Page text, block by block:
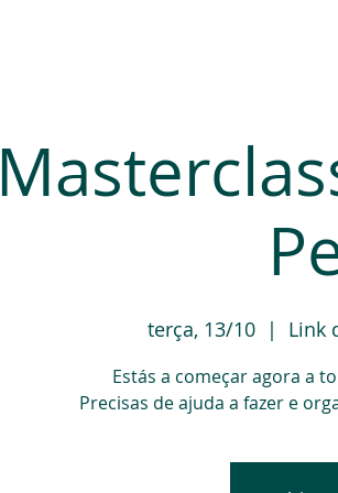
terça, 13/10
  |
Link
Estás a começar agora a
Precisas de ajuda a fazer e